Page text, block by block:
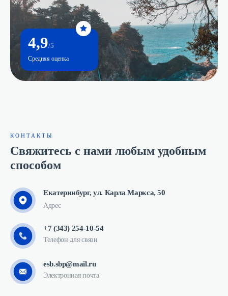
4,9/5
Средняя оценка
КОНТАКТЫ
Свяжитесь с нами любым удобным
способом
Екатеринбург, ул. Карла Маркса, 50
Адрес
+7 (343) 254-10-54
Телефон для связи
esb.sbp@mail.ru
Электронная почта